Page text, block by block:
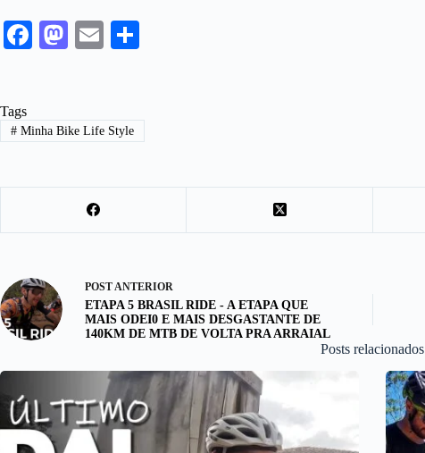
Fa
ok
M
do
n
E
Tags
#Minha Bike Life Style
POST ANTERIOR
ETAPA 5 BRASIL RIDE - A ETAPA QUE
MAIS ODEI0 E MAIS DESGASTANTE DE
140KM DE MTB DE VOLTA PRA ARRAIAL
Posts relacionados